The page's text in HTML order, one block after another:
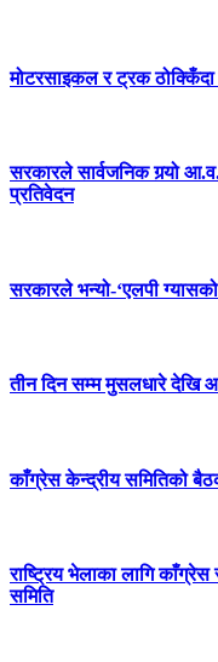
मोटरसाइकल र ट्रक
सरकारले सार्वजनिक गर्‍यो
प्रतिवेदन
सरकारले भन्यो-‘एलपी
तीन दिन सम्म मुसलधारे देखि
काँग्रेस केन्द्रीय समितिको
राष्ट्रिय भेलाका लागि
समिति